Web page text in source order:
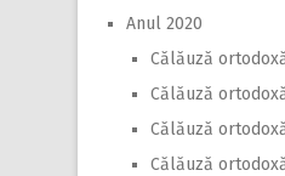
Anul 2020
Călăuză
Călăuză
Călăuză
Călăuză